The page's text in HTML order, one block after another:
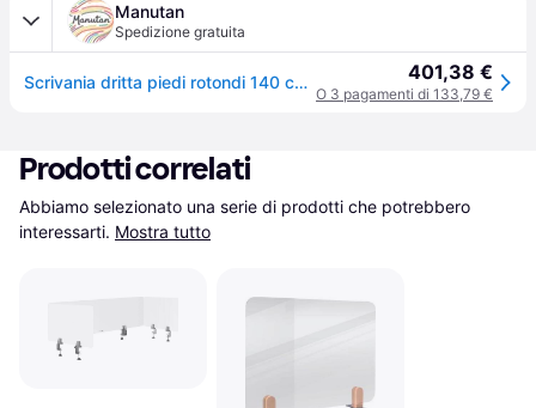
Manutan
Spedizione gratuita
Scrivania dritta piedi rotondi 140 cm bianco, 401,38 €
O 3 pagamenti di 133,79 €
Prodotti correlati
Abbiamo selezionato una serie di prodotti che potrebbero
interessarti. Mostra tutto